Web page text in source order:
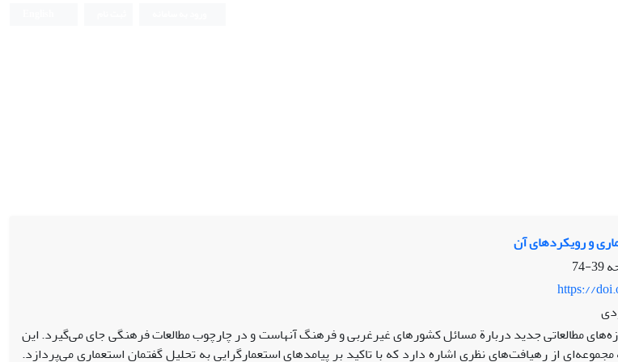
و رویکردهای آن
39-74
https://
های مطالعاتی جدید دربارة مسائل کشورهای غیرغربی و فرهنگ آنهاست و در چارچوب مطالعات فرهنگی جای میگیرد. این
مجموعهای از رهیافتهای نظری اشاره دارد که با تاکید بر پیامدهای استعمارگرایی به تحلیل گفتمان استعماری میپردازد.